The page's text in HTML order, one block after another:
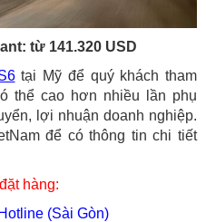
từ 141.320 USD
tại Mỹ để quý khách tham
thể cao hơn nhiều lần phụ
lợi nhuận doanh nghiệp.
để có thông tin chi tiết
hàng:
(Sài Gòn)